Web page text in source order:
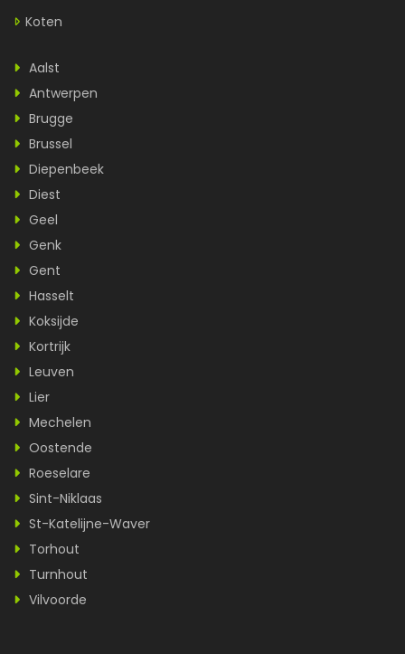
Koten
Aalst
Antwerpen
Brugge
Brussel
Diepenbeek
Diest
Geel
Genk
Gent
Hasselt
Koksijde
Kortrijk
Leuven
Lier
Mechelen
Oostende
Roeselare
Sint-Niklaas
St-Katelijne-Waver
Torhout
Turnhout
Vilvoorde